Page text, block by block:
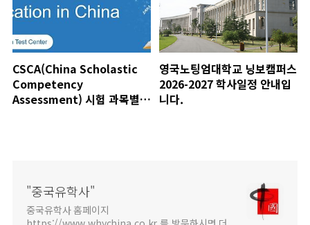
CSCA(China Scholastic
Competency
Assessment) 시험 과목별
영국노팅엄대학교 닝보캠퍼스
2026-2027 학사일정 안내입
니다.
"중국유학사"
중국유학사 홈페이지